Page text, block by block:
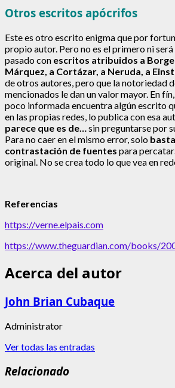
Otros escritos apócrifos
Este es otro escrito enigma que por
propio autor. Pero no es el primero ni será
pasado con escritos atribuidos a
Márquez, a Cortázar, a Neruda, a
de otros autores, pero que la notoriedad
mencionados le dan un valor mayor. En
poco informada encuentra algún escrito
en las propias redes, lo publica con esa
parece que es de…
sin preguntarse por
Para no caer en el mismo error, solo
contrastación de fuentes para
original. No se crea todo lo que vea en
Referencias
https://verne.elpais.com
https://www.theguardian.com/books/
Acerca del autor
John Brian Cubaque
Administrator
Ver todas las entradas
Relacionado